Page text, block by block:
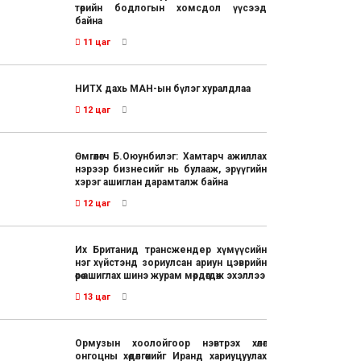
төрийн бодлогын хомсдол үүсээд
байна
11 цаг
НИТХ дахь МАН-ын бүлэг хуралдлаа
12 цаг
Өмгөөлөгч Б.Оюунбилэг: Хамтарч ажиллах
нэрээр бизнесийг нь булааж, эрүүгийн
хэрэг ашиглан дарамталж байна
12 цаг
Их Британид трансжендер хүмүүсийн
нэг хүйстэнд зориулсан ариун цэврийн
өрөө ашиглах шинэ журам мөрдөгдөж эхэллээ
13 цаг
Ормузын хоолойгоор нэвтрэх хөлөг
онгоцны хөдөлгөөнийг Иранд хариуцуулах